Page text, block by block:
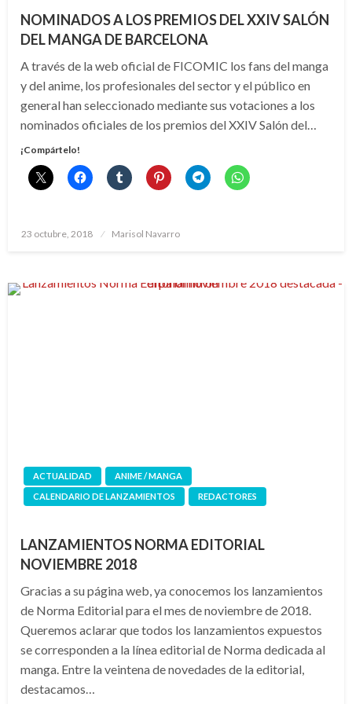
NOMINADOS A LOS PREMIOS DEL XXIV SALÓN
DEL MANGA DE BARCELONA
A través de la web oficial de FICOMIC los fans del manga
y del anime, los profesionales del sector y el público en
general han seleccionado mediante sus votaciones a los
nominados oficiales de los premios del XXIV Salón del…
¡Compártelo!
Publicado
23 octubre, 2018 Marisol Navarro
ACTUALIDAD
ANIME / MANGA
CALENDARIO DE LANZAMIENTOS
REDACTORES
LANZAMIENTOS NORMA EDITORIAL
NOVIEMBRE 2018
Gracias a su página web, ya conocemos los lanzamientos
de Norma Editorial para el mes de noviembre de 2018.
Queremos aclarar que todos los lanzamientos expuestos
se corresponden a la línea editorial de Norma dedicada al
manga. Entre la veintena de novedades de la editorial,
destacamos…